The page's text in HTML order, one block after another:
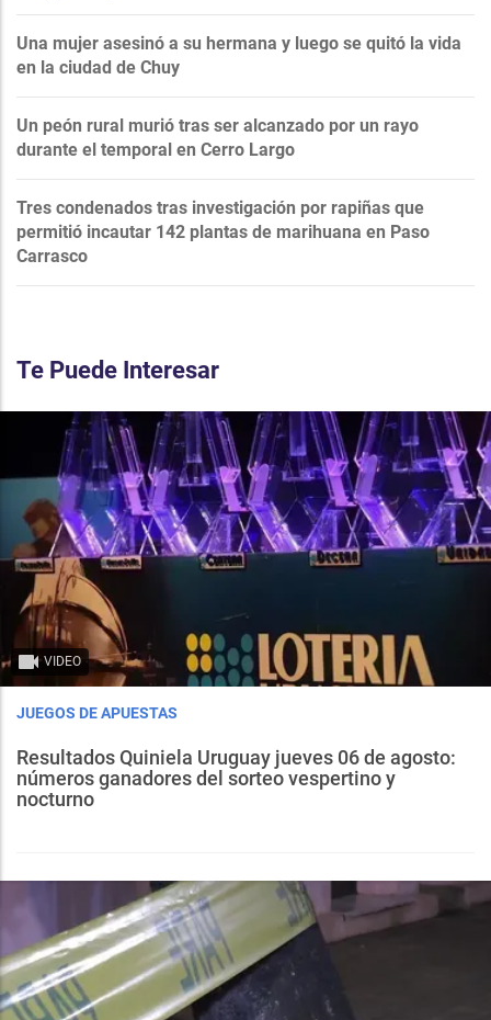
Una mujer asesinó a su hermana y luego se quitó la vida
en la ciudad de Chuy
Un peón rural murió tras ser alcanzado por un rayo
durante el temporal en Cerro Largo
Tres condenados tras investigación por rapiñas que
permitió incautar 142 plantas de marihuana en Paso
Carrasco
Te Puede Interesar
VIDEO
JUEGOS DE APUESTAS
Resultados Quiniela Uruguay jueves 06 de agosto:
números ganadores del sorteo vespertino y
nocturno